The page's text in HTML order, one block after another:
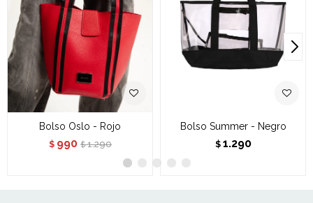
Bolso Oslo - Rojo
$ 990 $ 1.290
Bolso Summer - Negro
$ 1.290